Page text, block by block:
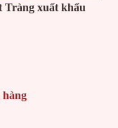
Tràng xuất khẩu
hàng